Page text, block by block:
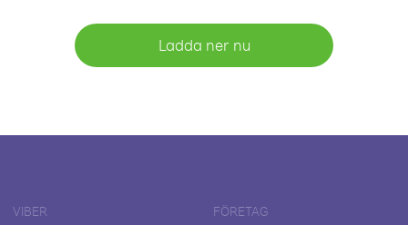
Ladda ner nu
VIBER FÖRETAG